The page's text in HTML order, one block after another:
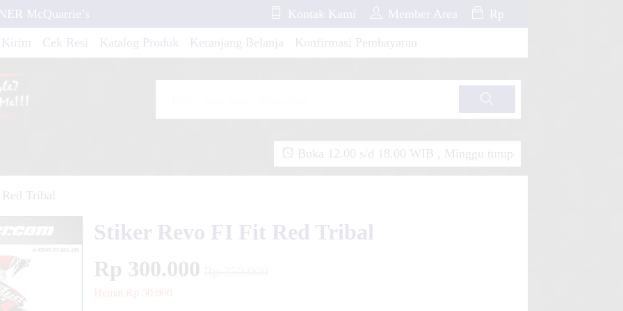
McQuarrie’s
TE 250
Kontak Kami Member Area Rp
Kirim Cek Resi Katalog Produk Keranjang Belanja Konfirmasi Pembayaran
Buka 12.00 s/d 18.00 WIB , Minggu tutup
Tribal
Stiker Revo FI Fit Red Tribal
Rp 300.000
Hemat Rp 50.000